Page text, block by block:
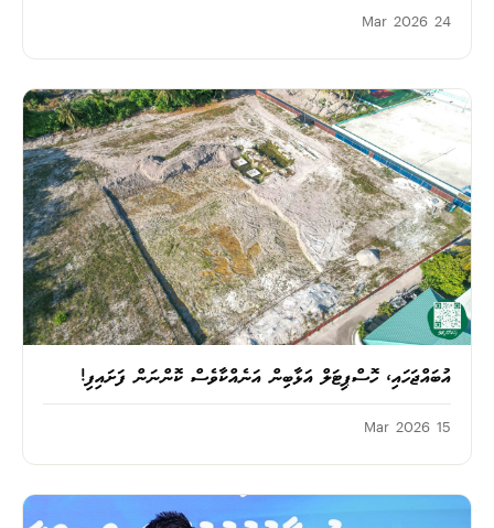
24 Mar 2026
އުބައްޖަހައި، ހޮސްޕިޓަލް އަޅާބިން އަނެއްކާވެސް ކޮންނަން ފަށައިފި!
15 Mar 2026